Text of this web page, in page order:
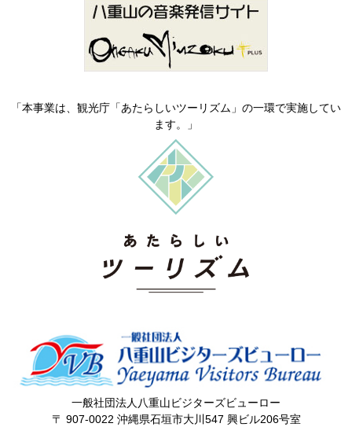
「本事業は、観光庁「あたらしいツーリズム」の一環で実施してい
ます。」
一般社団法人八重山ビジターズビューロー
〒 907-0022 沖縄県石垣市大川547 興ビル206号室